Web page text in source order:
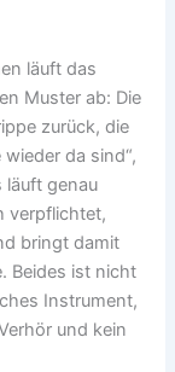
läuft das
Muster ab: Die
zurück, die
da sind“,
läuft genau
verpflichtet,
bringt damit
Beides ist nicht
Instrument,
und kein